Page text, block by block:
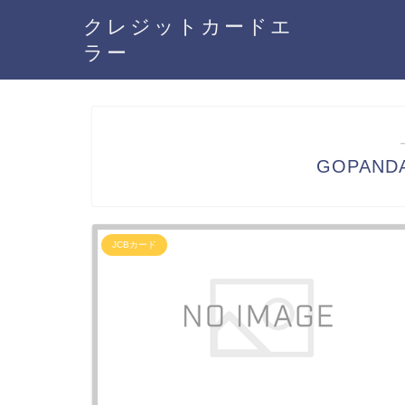
クレジットカードエ
ラー
JCBカード